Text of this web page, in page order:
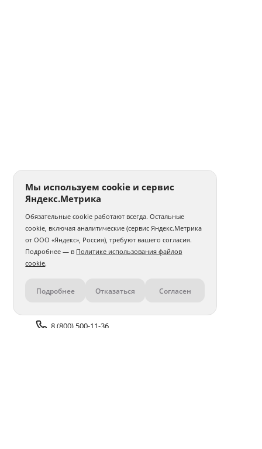
Контакты
8 (800) 500-11-36
Мы используем cookie и сервис
Яндекс.Метрика
Обязательные cookie работают всегда. Остальные
cookie, включая аналитические (сервис Яндекс.Метрика
от ООО «Яндекс», Россия), требуют вашего согласия.
Подробнее — в Политике использования файлов
cookie.
Подробнее Отказаться Согласен